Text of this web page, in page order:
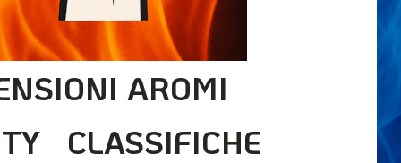
AROMI
CLASSIFICHE